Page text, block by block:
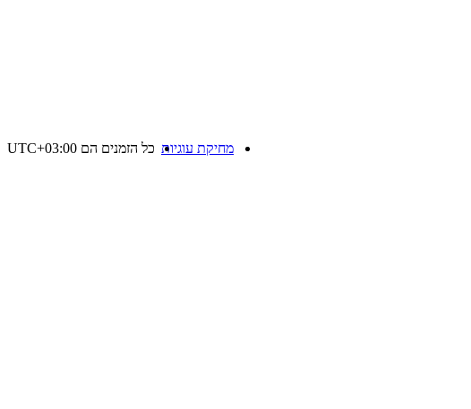
כל הזמנים הם UTC+03:00 מחיקת עוגיות